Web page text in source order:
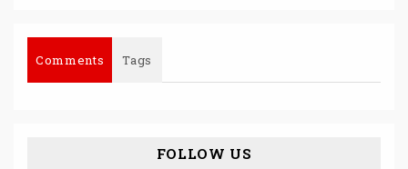
Comments Tags
FOLLOW US